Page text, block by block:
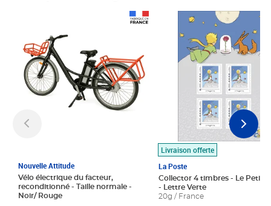
Nouvelle Attitude
Vélo électrique du facteur,
reconditionné - Taille normale -
Noir/ Rouge
Livraison offerte
La Poste
Collector 4 timbres - Le Petit
- Lettre Verte
20g / France
Prix 7,50€